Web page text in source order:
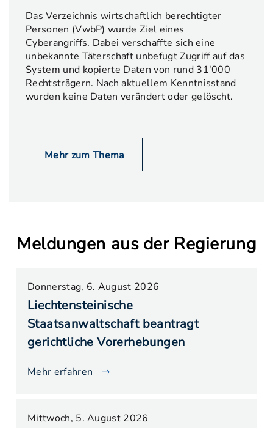
Das Verzeichnis wirtschaftlich berechtigter
Personen (VwbP) wurde Ziel eines
Cyberangriffs. Dabei verschaffte sich eine
unbekannte Täterschaft unbefugt Zugriff auf das
System und kopierte Daten von rund 31'000
Rechtsträgern. Nach aktuellem Kenntnisstand
wurden keine Daten verändert oder gelöscht.
Mehr zum Thema
Meldungen aus der Regierung
Donnerstag, 6. August 2026
Liechtensteinische
Staatsanwaltschaft beantragt
gerichtliche Vorerhebungen
Mehr erfahren
Mittwoch, 5. August 2026